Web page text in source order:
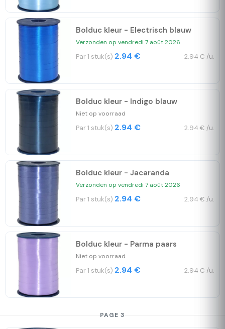
Bolduc kleur - Electrisch blauw
Verzonden op vendredi 7 août 2026
Par 1 stuk(s) 2.94 € 2.94 € /u.
Bolduc kleur - Indigo blauw
Niet op voorraad
Par 1 stuk(s) 2.94 € 2.94 € /u.
Bolduc kleur - Jacaranda
Verzonden op vendredi 7 août 2026
Par 1 stuk(s) 2.94 € 2.94 € /u.
Bolduc kleur - Parma paars
Niet op voorraad
Par 1 stuk(s) 2.94 € 2.94 € /u.
PAGE 3